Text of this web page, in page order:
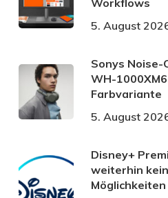
5. August
Sonys
WH-
Farbvariante
5. August
Disney+
weiterhin